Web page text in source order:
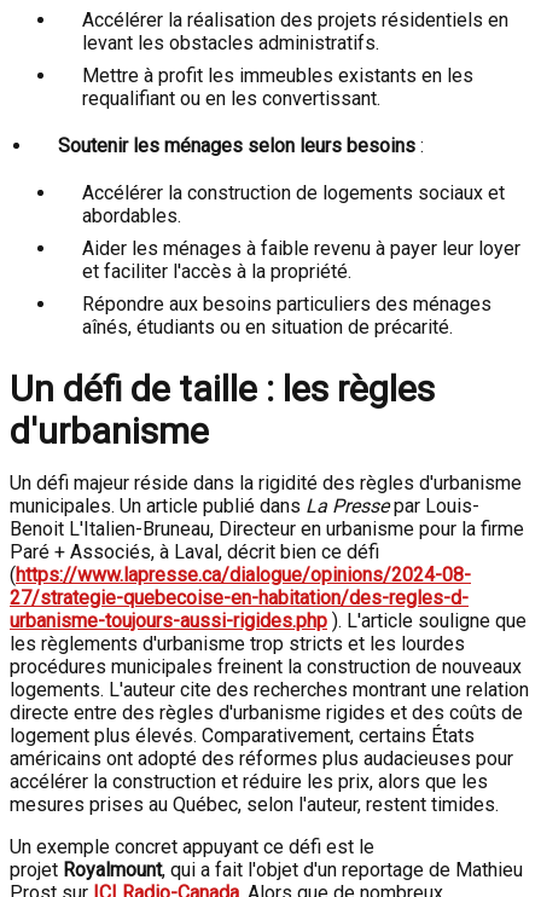
Accélérer la réalisation des projets résidentiels en
levant les obstacles administratifs.
Mettre à profit les immeubles existants en les
requalifiant ou en les convertissant.
Soutenir les ménages selon leurs besoins :
Accélérer la construction de logements sociaux et
abordables.
Aider les ménages à faible revenu à payer leur loyer
et faciliter l'accès à la propriété.
Répondre aux besoins particuliers des ménages
aînés, étudiants ou en situation de précarité.
Un défi de taille : les règles
d'urbanisme
Un défi majeur réside dans la rigidité des règles d'urbanisme
municipales. Un article publié dans La Pressepar Louis-
Benoit L'Italien-Bruneau, Directeur en urbanisme pour la firme
Paré + Associés, à Laval, décrit bien ce défi
(https://www.lapresse.ca/dialogue/opinions/2024-08-
27/strategie-quebecoise-en-habitation/des-regles-d-
urbanisme-toujours-aussi-rigides.php ). L'article souligne que
les règlements d'urbanisme trop stricts et les lourdes
procédures municipales freinent la construction de nouveaux
logements. L'auteur cite des recherches montrant une relation
directe entre des règles d'urbanisme rigides et des coûts de
logement plus élevés. Comparativement, certains États
américains ont adopté des réformes plus audacieuses pour
accélérer la construction et réduire les prix, alors que les
mesures prises au Québec, selon l'auteur, restent timides.
Un exemple concret appuyant ce défi est le
projet Royalmount, qui a fait l'objet d'un reportage de Mathieu